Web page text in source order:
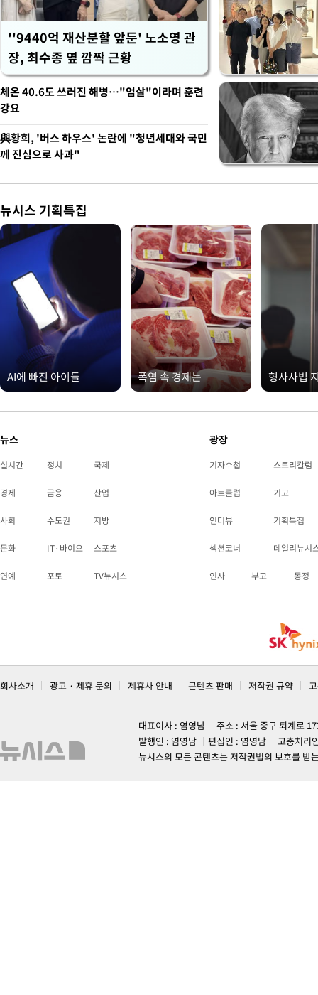
''9440억 재산분할 앞둔' 노소영 관
장, 최수종 옆 깜짝 근황
체온 40.6도 쓰러진 해병…"엄살"이라며 훈련
강요
與황희, '버스 하우스' 논란에 "청년세대와 국민
께 진심으로 사과"
뉴시스 기획특집
AI에 빠진 아이들 폭염 속 경제는 형사사법
뉴스
실시간 정치 국제
경제 금융 산업
사회 수도권 지방
문화 IT·바이오 스포츠
연예 포토 TV뉴시스
광장
기자수첩 스토리칼럼
아트클럽 기고
인터뷰 기획특집
섹션코너 데일리뉴시
인사 부고 동정
회사소개 광고 · 제휴 문의 제휴사 안내 콘텐츠 판매 저작권 규약
대표이사 : 염영남
주소 : 서울 중구 퇴계로
발행인 : 염영남
편집인 : 염영남
고충처리
뉴시스의 모든 콘텐츠는 저작권법의 보호를